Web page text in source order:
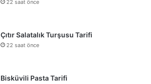
22 saat önce
Çıtır Salatalık Turşusu Tarifi
22 saat önce
Bisküvili Pasta Tarifi